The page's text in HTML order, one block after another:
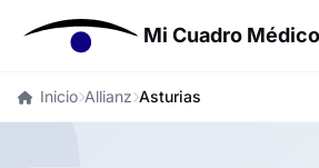
Mi Cuadro Médico
Inicio Allianz Asturias